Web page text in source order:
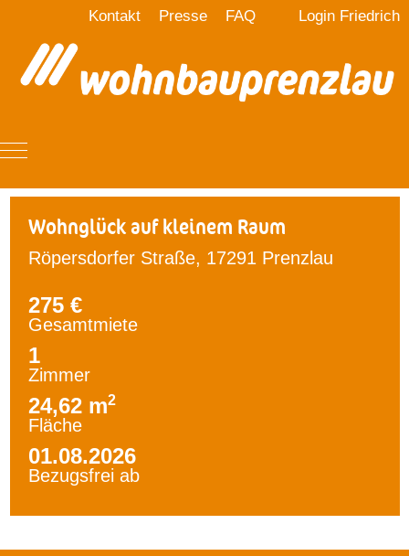
Kontakt Presse FAQ Login Friedrich
Mobile Menu Toggle
Wohnglück auf kleinem Raum
Röpersdorfer Straße, 17291 Prenzlau
275 €
Gesamtmiete
1
Zimmer
24,62 m2
Fläche
01.08.2026
Bezugsfrei ab